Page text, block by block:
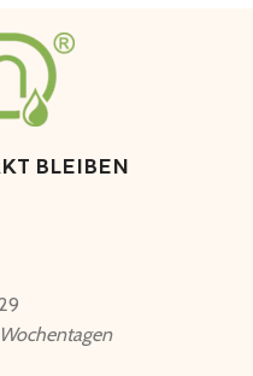
BLEIBEN